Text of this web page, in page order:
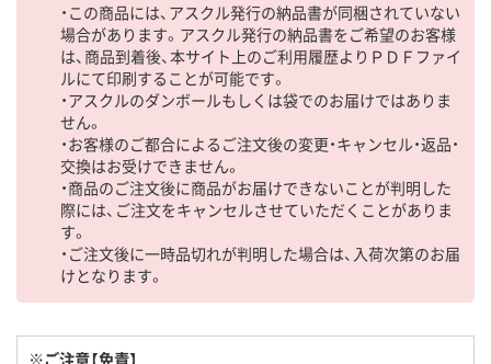
・この商品には、アスクル発行の納品書が同梱されていない
場合があります。アスクル発行の納品書をご希望のお客様
は、商品到着後、本サイト上のご利用履歴よりＰＤＦファイ
ルにて印刷することが可能です。
・アスクルのダンボールもしくは袋でのお届けではありま
せん。
・お客様のご都合によるご注文後の変更・キャンセル・返品・
交換はお受けできません。
・商品のご注文後に商品がお届けできないことが判明した
際には、ご注文をキャンセルさせていただくことがありま
す。
・ご注文後に一時品切れが判明した場合は、入荷次第のお届
けとなります。
※ご注意【免責】